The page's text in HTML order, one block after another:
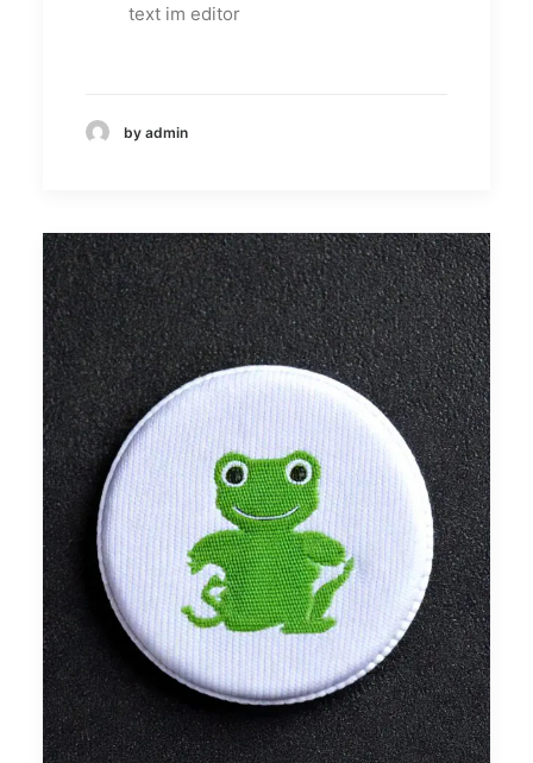
text im editor
by admin